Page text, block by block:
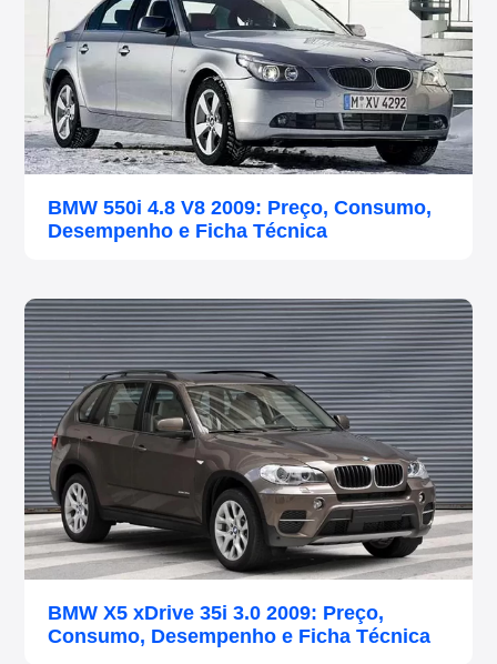
BMW 550i 4.8 V8 2009: Preço, Consumo,
Desempenho e Ficha Técnica
BMW X5 xDrive 35i 3.0 2009: Preço,
Consumo, Desempenho e Ficha Técnica